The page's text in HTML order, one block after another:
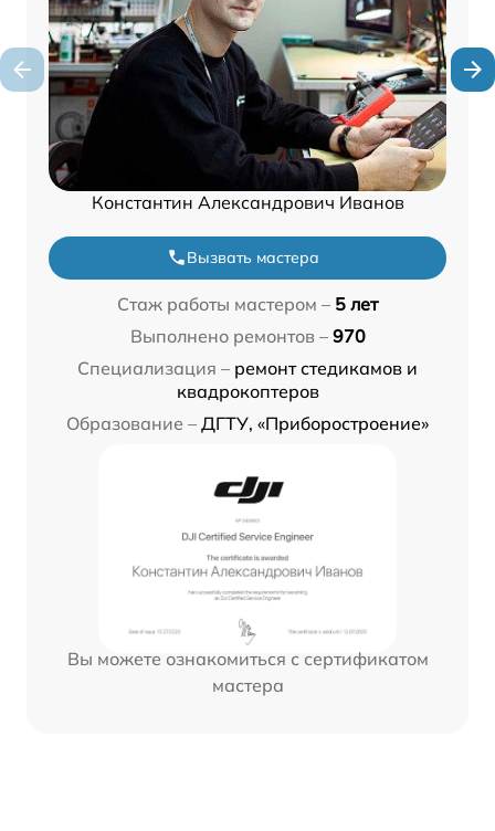
Константин Александрович Иванов
Вызвать мастера
Стаж работы мастером – 5 лет
Выполнено ремонтов – 970
Специализация – ремонт стедикамов и
квадрокоптеров
Образование – ДГТУ, «Приборостроение»
Вы можете ознакомиться с сертификатом
мастера